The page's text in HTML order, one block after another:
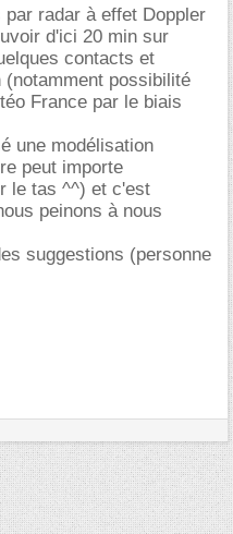
radar à effet Doppler
d'ici 20 min sur
contacts et
(notamment possibilité
France par le biais
une modélisation
peut importe
le tas ^^) et c'est
peinons à nous
suggestions (personne